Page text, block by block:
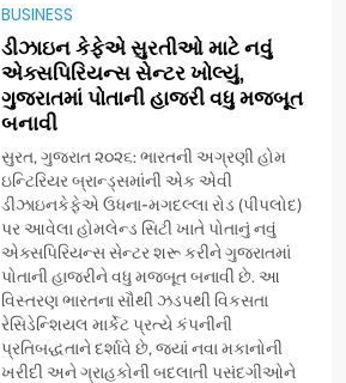
BUSINESS
ડીઝાઇન કેફેએ સુરતીઓ માટે નવું
એક્સપિરિયન્સ સેન્ટર ખોલ્યું,
ગુજરાતમાં પોતાની હાજરી વધુ મજબૂત
બનાવી
સુરત, ગુજરાત ૨૦૨૬: ભારતની અગ્રણી હોમ
ઇન્ટિરિયર બ્રાન્ડ્સમાંની એક એવી
ડીઝાઇનકેફેએ ઉધના-મગદલ્લા રોડ (પીપલોદ)
પર આવેલા હોમલેન્ડ સિટી ખાતે પોતાનું નવું
એક્સપિરિયન્સ સેન્ટર શરૂ કરીને ગુજરાતમાં
પોતાની હાજરીને વધુ મજબૂત બનાવી છે. આ
વિસ્તરણ ભારતના સૌથી ઝડપથી વિકસતા
રેસિડેન્શિયલ માર્કેટ પ્રત્યે કંપનીની
પ્રતિબદ્ધતાને દર્શાવે છે, જ્યાં નવા મકાનોની
ખરીદી અને ગ્રાહકોની બદલાતી પસંદગીઓને
ટેરોટ રીડર પુનિતજી લુલ્લા એ ટેરોટ
કાર્ડ રીડિંગ અંગે માહિતી આપી
AHMEDABAD
ગ્લોબલ એક્સેલન્સ ફોરમ દ્વારા
નેશનલ લીડરશિપ કોન્કલેવ તથા
ભારત સમ્માન ૨૦૨૬નો ભવ્ય અને
પ્રતિષ્ઠિત કાર્યક્રમ નવી દિલ્હીમાં
સફળતાપૂર્વક યોજાયો
BUSINESS
ગેટ સેટ ગો રિવ્યુ: ગુજરાતી
સિનેમામાં એક્શન અને રોમાંચનો
એક તદ્દન નવો અને અનોખો
અંદાજ
ENTERTAINMENT